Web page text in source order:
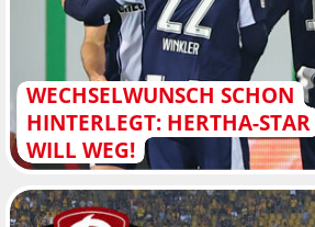
WECHSELWUNSCH SCHON
HINTERLEGT: HERTHA-STAR
WILL WEG!